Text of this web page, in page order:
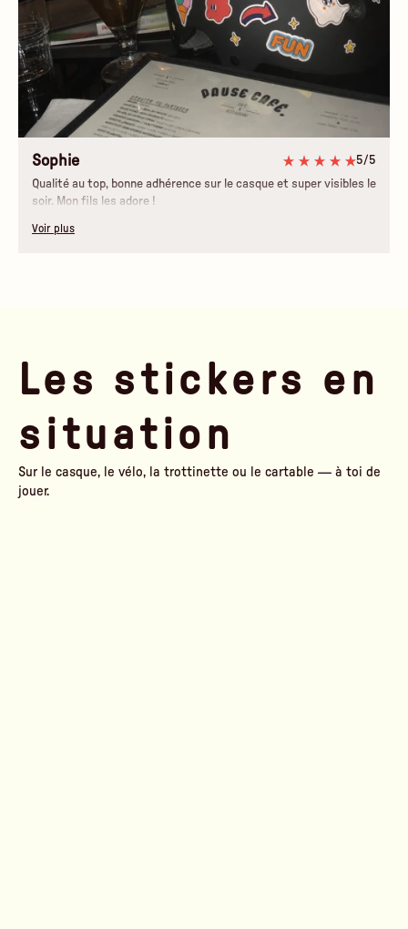
Sophie
5/5
Qualité au top, bonne adhérence sur le casque et super visibles le
soir. Mon fils les adore !
Voir plus
Les stickers en
situation
Sur le casque, le vélo, la trottinette ou le cartable — à toi de
jouer.